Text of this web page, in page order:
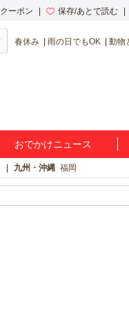
ーポン 保存/あとで読む
春休み 雨の日でもOK 動物
おでかけニュース
九州・沖縄 福岡